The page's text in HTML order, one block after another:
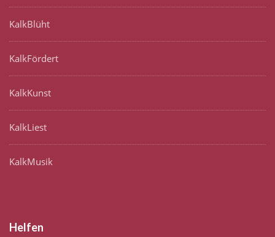
KalkBlüht
KalkFördert
KalkKunst
KalkLiest
KalkMusik
Helfen